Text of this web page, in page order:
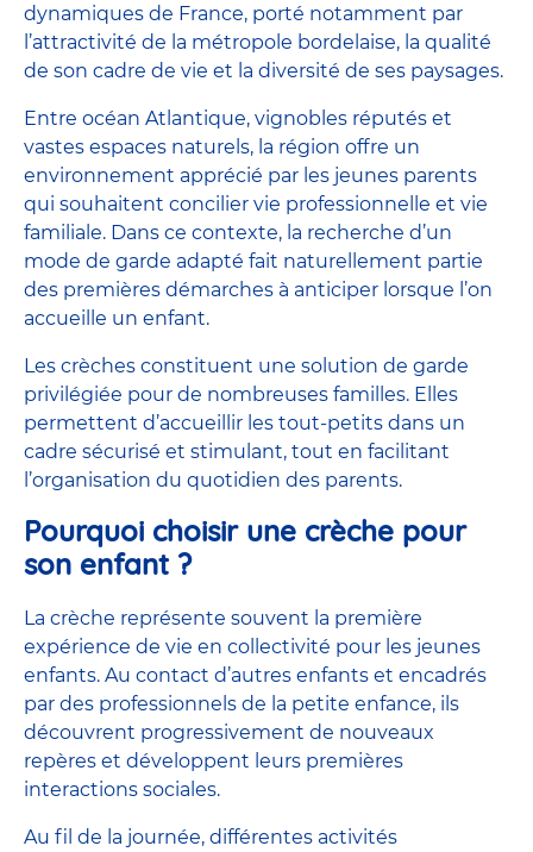
dynamiques de France, porté notamment par
l’attractivité de la métropole bordelaise, la qualité
de son cadre de vie et la diversité de ses paysages.
Entre océan Atlantique, vignobles réputés et
vastes espaces naturels, la région offre un
environnement apprécié par les jeunes parents
qui souhaitent concilier vie professionnelle et vie
familiale. Dans ce contexte, la recherche d’un
mode de garde adapté fait naturellement partie
des premières démarches à anticiper lorsque l’on
accueille un enfant.
Les crèches constituent une solution de garde
privilégiée pour de nombreuses familles. Elles
permettent d’accueillir les tout-petits dans un
cadre sécurisé et stimulant, tout en facilitant
l’organisation du quotidien des parents.
Pourquoi choisir une crèche pour
son enfant ?
La crèche représente souvent la première
expérience de vie en collectivité pour les jeunes
enfants. Au contact d’autres enfants et encadrés
par des professionnels de la petite enfance, ils
découvrent progressivement de nouveaux
repères et développent leurs premières
interactions sociales.
Au fil de la journée, différentes activités